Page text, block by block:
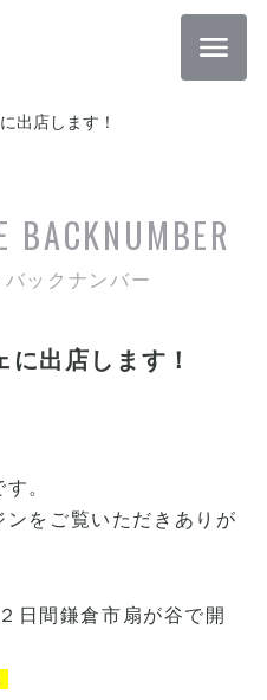
出店します！
BACKNUMBER
ックナンバー
出店します！
。
をご覧いただきありが
日間鎌倉市扇が谷で開